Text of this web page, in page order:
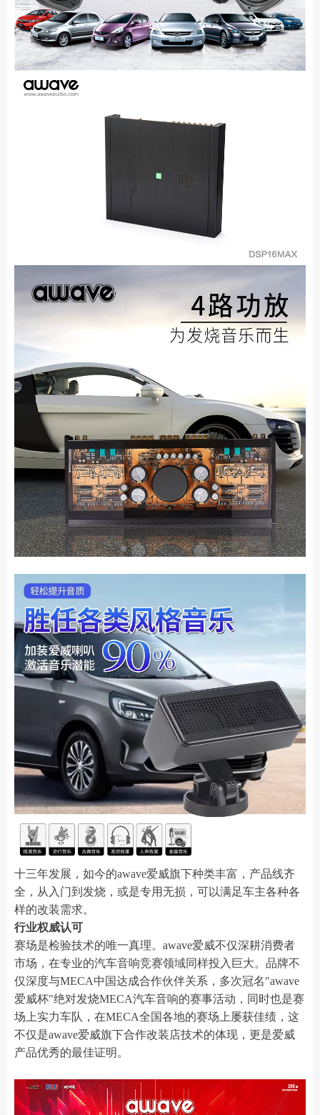
十三年发展，如今的awave爱威旗下种类丰富，产品线齐
全，从入门到发烧，或是专用无损，可以满足车主各种各
样的改装需求。
行业权威认可
赛场是检验技术的唯一真理。awave爱威不仅深耕消费者
市场，在专业的汽车音响竞赛领域同样投入巨大。品牌不
仅深度与MECA中国达成合作伙伴关系，多次冠名"awave
爱威杯"绝对发烧MECA汽车音响的赛事活动，同时也是赛
场上实力车队，在MECA全国各地的赛场上屡获佳绩，这
不仅是awave爱威旗下合作改装店技术的体现，更是爱威
产品优秀的最佳证明。